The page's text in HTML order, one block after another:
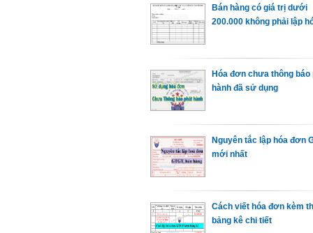
Bán hàng có giá trị dưới
200.000 không phải lập
Hóa đơn chưa thông báo
hành đã sử dụng
Nguyên tắc lập hóa đơn
mới nhất
Cách viết hóa đơn kèm
bảng kê chi tiết